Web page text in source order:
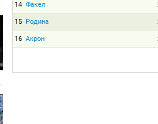
14 Факел
15 Родина
16 Акрон